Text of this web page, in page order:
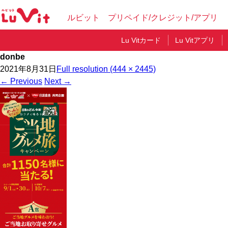
ルビット プリペイド/クレジット/アプリ
Lu Vitカード Lu Vitアプリ
donbe
2021年8月31日 Full resolution (444 × 2445)
← Previous Next →